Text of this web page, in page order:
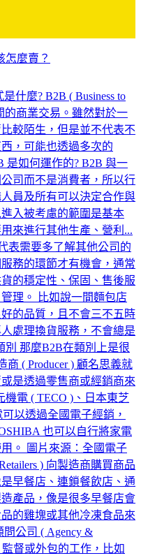
怎麼賣？
什麼? B2B ( Business to
的商業交易。雖然對於一
較陌生，但是並不代表不
，可能也透過多次的
是如何運作的? B2B 與一
司而不是消費者，所以行
員及所有可以決定合作與
入被考慮的範圍是基本
來進行其他生產、營利...
表需要多了解其他公司的
務的環節才有機會，通常
的穩定性、保固、售後服
理。 比如說一間麵包店
的品質，且不會三不五時
處理換貨服務，不會總是
別 那麼B2B在類別上是很
( Producer ) 顧名思義就
是透過零售商或經銷商來
電 ( TECO )、日本東芝
以透過全國電子經銷，
也可以自行將家電
。 圖片來源：全國電子
) 向製造商購買商品
早餐店、連鎖餐飲店、通
產品，像是很多早餐店會
的雞塊或其他冷凍食品來
公司 ( Agency &
督或外包的工作，比如